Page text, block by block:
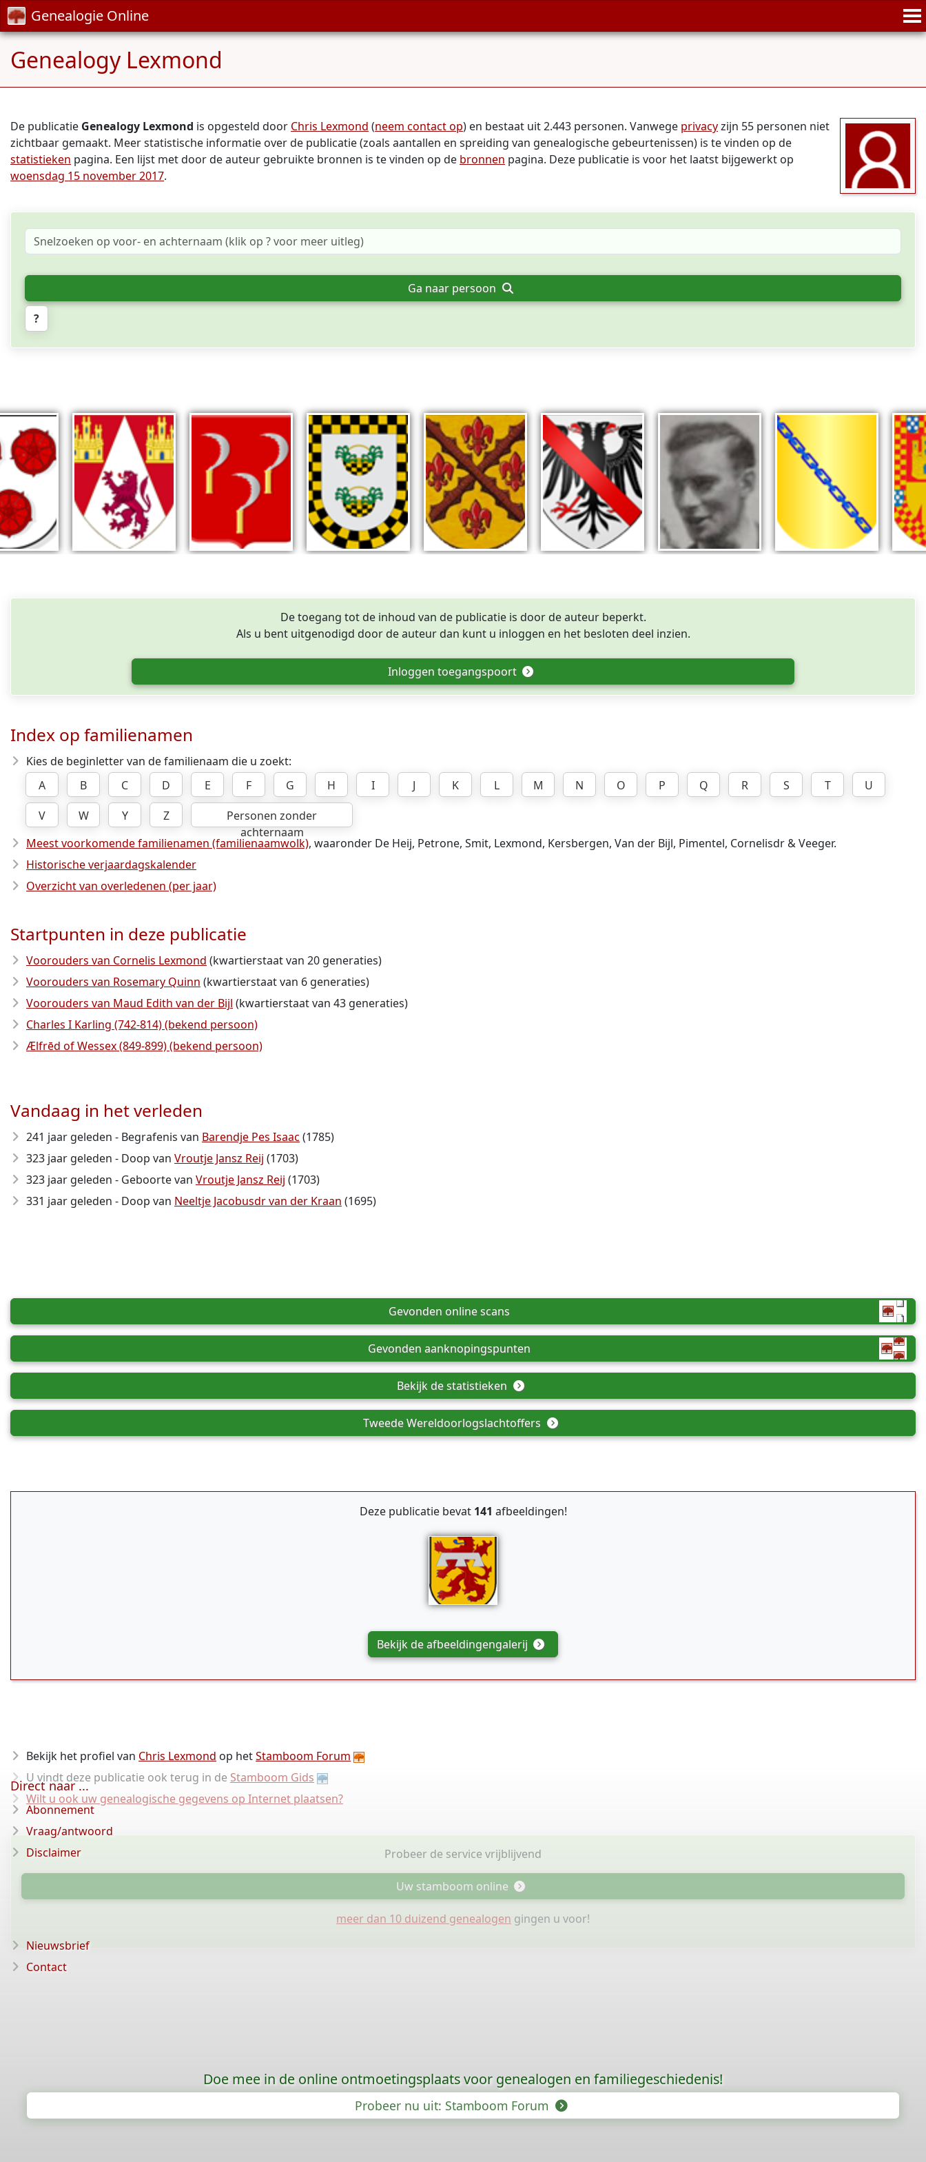
Genealogie Online
Genealogy Lexmond
De publicatie Genealogy Lexmond is opgesteld door Chris Lexmond (neem contact op) en bestaat uit 2.443 personen. Vanwege privacyzijn 55 personen niet
zichtbaar gemaakt. Meer statistische informatie over de publicatie (zoals aantallen en spreiding van genealogische gebeurtenissen) is te vinden op de
statistieken pagina. Een lijst met door de auteur gebruikte bronnen is te vinden op de bronnen pagina. Deze publicatie is voor het laatst bijgewerkt op
woensdag 15 november 2017.
Ga naar persoon
?
De toegang tot de inhoud van de publicatie is door de auteur beperkt.
Als u bent uitgenodigd door de auteur dan kunt u inloggen en het besloten deel inzien.
Inloggen toegangspoort
Index op familienamen
Kies de beginletter van de familienaam die u zoekt:
A
B C D E F G H I J K L M N O P Q R S T
U
V
W Y Z
Personen zonder
achternaam
Meest voorkomende familienamen (familienaamwolk), waaronder De Heij, Petrone, Smit, Lexmond, Kersbergen, Van der Bijl, Pimentel, Cornelisdr & Veeger.
Historische verjaardagskalender
Overzicht van overledenen (per jaar)
Startpunten in deze publicatie
Voorouders van Cornelis Lexmond (kwartierstaat van 20 generaties)
Voorouders van Rosemary Quinn (kwartierstaat van 6 generaties)
Voorouders van Maud Edith van der Bijl (kwartierstaat van 43 generaties)
Charles I Karling (742-814) (bekend persoon)
Ælfrēd of Wessex (849-899) (bekend persoon)
Vandaag in het verleden
241 jaar geleden - Begrafenis van Barendje Pes Isaac (1785)
323 jaar geleden - Doop van Vroutje Jansz Reij (1703)
323 jaar geleden - Geboorte van Vroutje Jansz Reij (1703)
331 jaar geleden - Doop van Neeltje Jacobusdr van der Kraan (1695)
Gevonden online scans
Gevonden aanknopingspunten
Bekijk de statistieken
Tweede Wereldoorlogslachtoffers
Deze publicatie bevat 141 afbeeldingen!
Bekijk de afbeeldingengalerij
Bekijk het profiel van Chris Lexmond op hetStamboom Forum
U vindt deze publicatie ook terug in de Stamboom Gids
Wilt u ook uw genealogische gegevens op Internet plaatsen?
Probeer de service vrijblijvend
Uw stamboom online
meer dan 10 duizend genealogen gingen u voor!
Direct naar ...
Abonnement
Vraag/antwoord
Disclaimer
Nieuwsbrief
Contact
Doe mee in de online ontmoetingsplaats voor genealogen en familiegeschiedenis!
Probeer nu uit: Stamboom Forum